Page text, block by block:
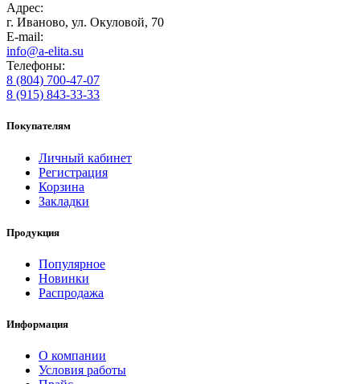
Адрес:
г. Иваново, ул. Окуловой, 70
E-mail:
info@a-elita.su
Телефоны:
8 (804) 700-47-07
8 (915) 843-33-33
Покупателям
Личный кабинет
Регистрация
Корзина
Закладки
Продукция
Популярное
Новинки
Распродажа
Информация
О компании
Условия работы